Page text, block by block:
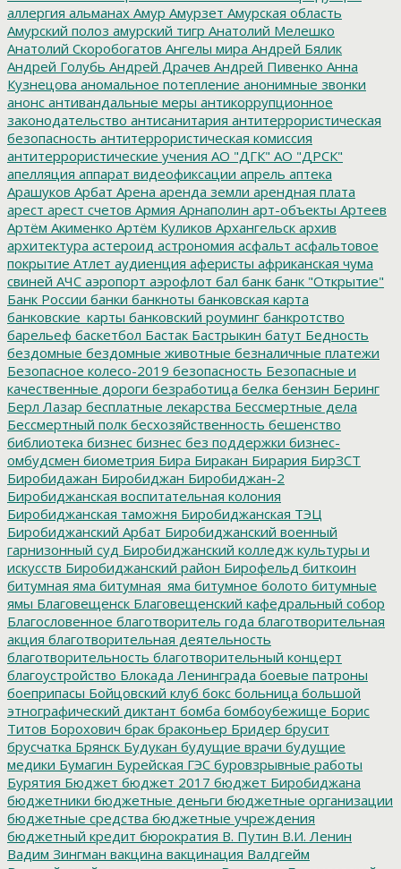
аллергия альманах Амур Амурзет Амурская область
Амурский полоз амурский тигр Анатолий Мелешко
Анатолий Скоробогатов Ангелы мира Андрей Бялик
Андрей Голубь Андрей Драчев Андрей Пивенко Анна
Кузнецова аномальное потепление анонимные звонки
анонс антивандальные меры антикоррупционное
законодательство антисанитария антитеррористическая
безопасность антитеррористическая комиссия
антитеррористические учения АО "ДГК" АО "ДРСК"
апелляция аппарат видеофиксации апрель аптека
Арашуков Арбат Арена аренда земли арендная плата
арест арест счетов Армия Арнаполин арт-объекты Артеев
Артём Акименко Артём Куликов Архангельск архив
архитектура астероид астрономия асфальт асфальтовое
покрытие Атлет аудиенция аферисты африканская чума
свиней АЧС аэропорт аэрофлот бал банк банк "Открытие"
Банк России банки банкноты банковская карта
банковские_карты банковский роуминг банкротство
барельеф баскетбол Бастак Бастрыкин батут Бедность
бездомные бездомные животные безналичные платежи
Безопасное колесо-2019 безопасность Безопасные и
качественные дороги безработица белка бензин Беринг
Берл Лазар бесплатные лекарства Бессмертные дела
Бессмертный полк бесхозяйственность бешенство
библиотека бизнес бизнес без поддержки бизнес-
омбудсмен биометрия Бира Биракан Бирария БирЗСТ
Биробидажан Биробиджан Биробиджан-2
Биробиджанская воспитательная колония
Биробиджанская таможня Биробиджанская ТЭЦ
Биробиджанский Арбат Биробиджанский военный
гарнизонный суд Биробиджанский колледж культуры и
искусств Биробиджанский район Бирофельд биткоин
битумная яма битумная_яма битумное болото битумные
ямы Благовещенск Благовещенский кафедральный собор
Благословенное благотворитель года благотворительная
акция благотворительная деятельность
благотворительность благотворительный концерт
благоустройство Блокада Ленинграда боевые патроны
боеприпасы Бойцовский клуб бокс больница большой
этнографический диктант бомба бомбоубежище Борис
Титов Борохович брак браконьер Бридер брусит
брусчатка Брянск Будукан будущие врачи будущие
медики Бумагин Бурейская ГЭС буровзрывные работы
Бурятия Бюджет бюджет 2017 бюджет Биробиджана
бюджетники бюджетные деньги бюджетные организации
бюджетные средства бюджетные учреждения
бюджетный кредит бюрократия В. Путин В.И. Ленин
Вадим Зингман вакцина вакцинация Валдгейм